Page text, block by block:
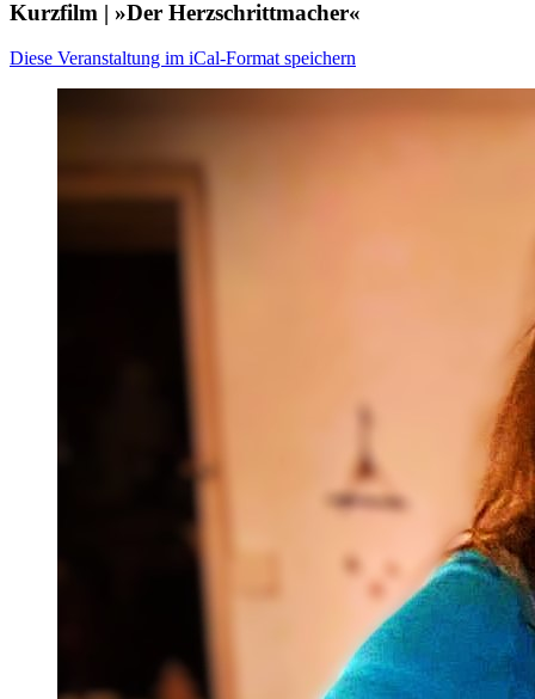
Kurzfilm | »Der Herzschrittmacher«
Diese Veranstaltung im iCal-Format speichern